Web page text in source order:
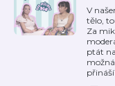
V
tělo,
Za
ptát